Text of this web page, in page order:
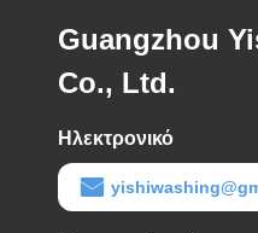
Guangzhou
Co., Ltd.
Ηλεκτρονικό